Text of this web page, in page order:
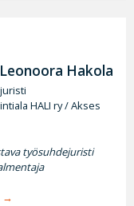
Hakola
HALI ry / Akses
työsuhdejuristi